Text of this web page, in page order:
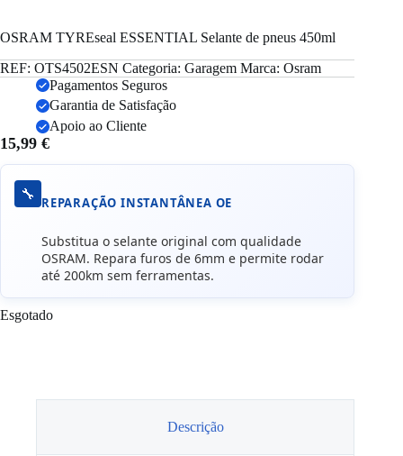
OSRAM TYREseal ESSENTIAL Selante de pneus 450ml
REF: OTS4502ESN Categoria: Garagem Marca: Osram
Pagamentos Seguros
Garantia de Satisfação
Apoio ao Cliente
15,99 €
🔧 REPARAÇÃO INSTANTÂNEA OE
Substitua o selante original com qualidade
OSRAM. Repara furos de 6mm e permite rodar
até 200km sem ferramentas.
Esgotado
Descrição